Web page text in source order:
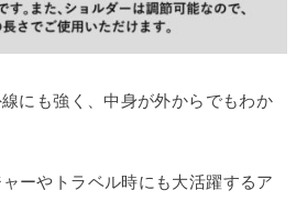
にも強く、中身が外からでもわか
ーやトラベル時にも大活躍するア